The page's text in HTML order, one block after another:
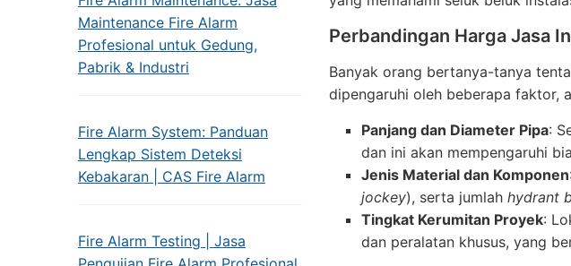
Maintenance Fire Alarm
Profesional untuk Gedung,
Pabrik & Industri
Fire Alarm System: Panduan
Lengkap Sistem Deteksi
Kebakaran | CAS Fire Alarm
Fire Alarm Testing | Jasa
Perbandingan Harga Jasa
Banyak orang bertanya-tanya
dipengaruhi oleh beberapa faktor,
Panjang dan Diameter Pipa:
dan ini akan mempengaruhi
Jenis Material dan Komponen
jockey), serta jumlah hydrant
Tingkat Kerumitan Proyek:
dan peralatan khusus, yang